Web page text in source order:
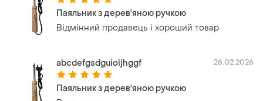
Паяльник з дерев'яною ручкою
Відмінний продавець і хороший товар
abcdefgsdguioijhggf 26.02.2026
Паяльник з дерев'яною ручкою